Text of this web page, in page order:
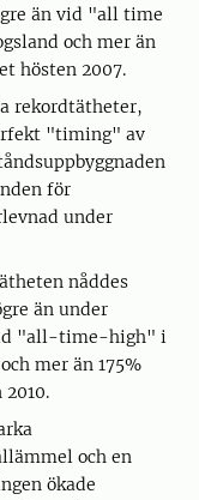
än vid "all time
och mer än
hösten 2007.
rekordtätheter,
"timing" av
för
under
nåddes
än under
"all-time-high" i
mer än 175%
och en
ökade